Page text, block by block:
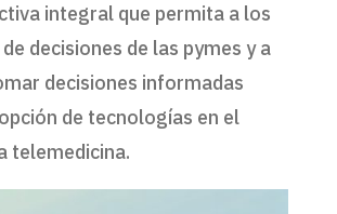
integral que permita a los
decisiones de las pymes y a
decisiones informadas
de tecnologías en el
telemedicina.